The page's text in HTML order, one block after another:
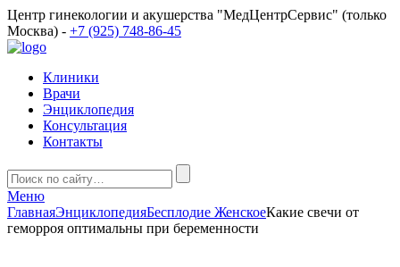
Центр гинекологии и акушерства "МедЦентрСервис" (только
Москва) - +7 (925) 748-86-45
Клиники
Врачи
Энциклопедия
Консультация
Контакты
Меню
ГлавнаяЭнциклопедияБесплодие ЖенскоеКакие свечи от
геморроя оптимальны при беременности